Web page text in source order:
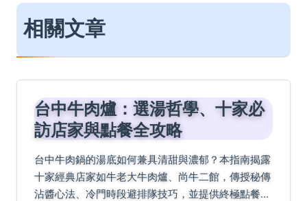
相關文章
台中牛肉爐：選湯哲學、十家必
訪店家與點餐全攻略
台中牛肉鍋的湯底如何兼具清甜與濃郁？本指南揭露
十家經典店家如牛老大牛肉爐、尚牛二館，傳授秘傳
沾醬心法、冷門時段避排隊技巧，並提供終極點餐指